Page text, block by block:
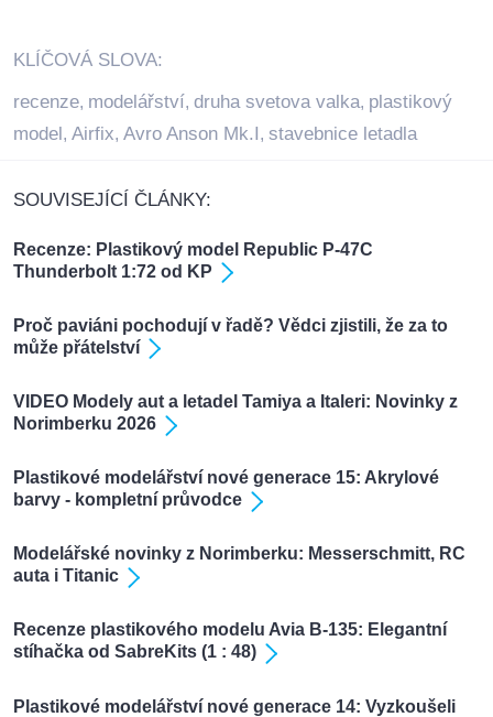
KLÍČOVÁ SLOVA:
recenze, modelářství, druha svetova valka, plastikový
model, Airfix, Avro Anson Mk.I, stavebnice letadla
SOUVISEJÍCÍ ČLÁNKY:
Recenze: Plastikový model Republic P-47C
Thunderbolt 1:72 od KP
Proč paviáni pochodují v řadě? Vědci zjistili, že za to
může přátelství
VIDEO Modely aut a letadel Tamiya a Italeri: Novinky z
Norimberku 2026
Plastikové modelářství nové generace 15: Akrylové
barvy - kompletní průvodce
Modelářské novinky z Norimberku: Messerschmitt, RC
auta i Titanic
Recenze plastikového modelu Avia B-135: Elegantní
stíhačka od SabreKits (1 : 48)
Plastikové modelářství nové generace 14: Vyzkoušeli